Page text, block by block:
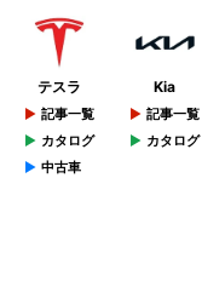
テスラ
記事一覧
カタログ
中古車
Kia
記事一覧
カタログ